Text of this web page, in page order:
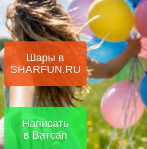
Шары в
SHARFUN.RU
Написать
в Ватсап